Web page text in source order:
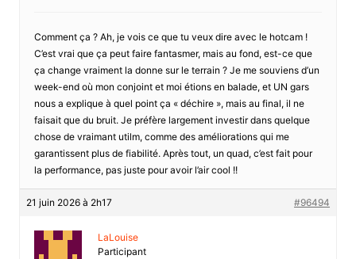
Comment ça ? Ah, je vois ce que tu veux dire avec le hotcam !
C’est vrai que ça peut faire fantasmer, mais au fond, est-ce que
ça change vraiment la donne sur le terrain ? Je me souviens d’un
week-end où mon conjoint et moi étions en balade, et UN gars
nous a explique à quel point ça « déchire », mais au final, il ne
faisait que du bruit. Je préfère largement investir dans quelque
chose de vraimant utilm, comme des améliorations qui me
garantissent plus de fiabilité. Après tout, un quad, c’est fait pour
la performance, pas juste pour avoir l’air cool !!
21 juin 2026 à 2h17 #96494
LaLouise
Participant